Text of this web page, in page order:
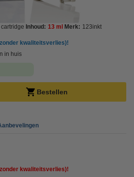
Inhoud: 13 ml Merk: 123inkt
kwaliteitsverlies)!
in huis
Bestellen
kwaliteitsverlies)!